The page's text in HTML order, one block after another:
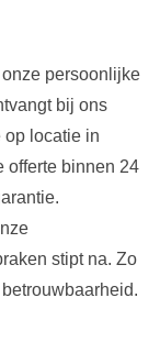
persoonlijke
bij ons
locatie in
offerte binnen 24
stipt na. Zo